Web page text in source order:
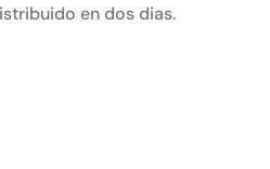
en dos dias.